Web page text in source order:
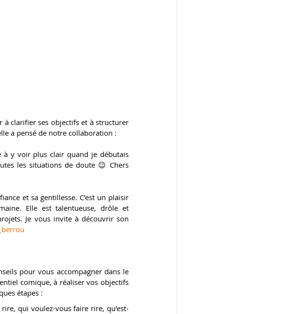
à clarifier ses objectifs et à structurer
a pensé de notre collaboration :
à y voir plus clair quand je débutais
les situations de doute 😉 Chers
et sa gentillesse. C’est un plaisir
Elle est talentueuse, drôle et
Je vous invite à découvrir son
pour vous accompagner dans le
comique, à réaliser vos objectifs
étapes :
qui voulez-vous faire rire, qu’est-